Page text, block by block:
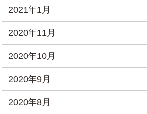
2021年1月
2020年11月
2020年10月
2020年9月
2020年8月